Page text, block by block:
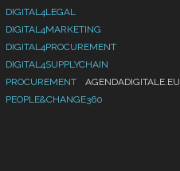
DIGITAL4LEGAL
DIGITAL4MARKETING
DIGITAL4PROCUREMENT
DIGITAL4SUPPLYCHAIN
PROCUREMENT
AGENDADIGITALE.EU
PEOPLE&CHANGE360